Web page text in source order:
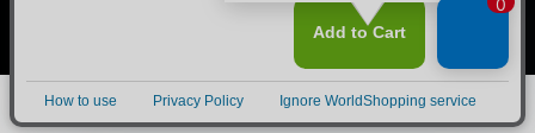
SOLD OUT